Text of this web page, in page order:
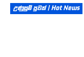
උණුසුම් පුවත් | Hot News